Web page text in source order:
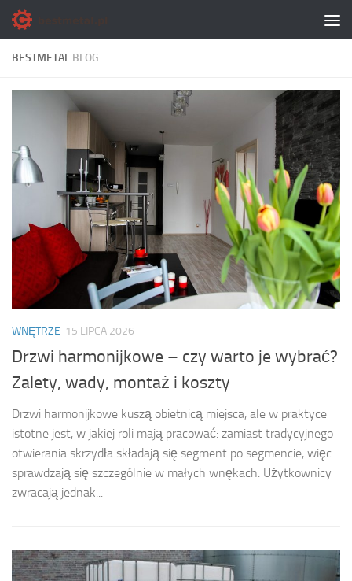
Skip to content
BESTMETAL BLOG
WNĘTRZE 15 LIPCA 2026
Drzwi harmonijkowe – czy warto je wybrać?
Zalety, wady, montaż i koszty
Drzwi harmonijkowe kuszą obietnicą miejsca, ale w praktyce
istotne jest, w jakiej roli mają pracować: zamiast tradycyjnego
otwierania skrzydła składają się segment po segmencie, więc
sprawdzają się szczególnie w małych wnękach. Użytkownicy
zwracają jednak...